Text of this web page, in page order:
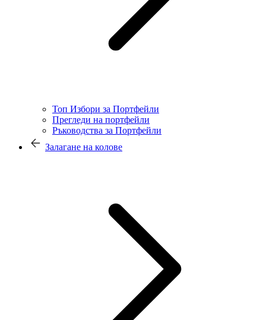
Топ Избори за Портфейли
Прегледи на портфейли
Ръководства за Портфейли
Залагане на колове